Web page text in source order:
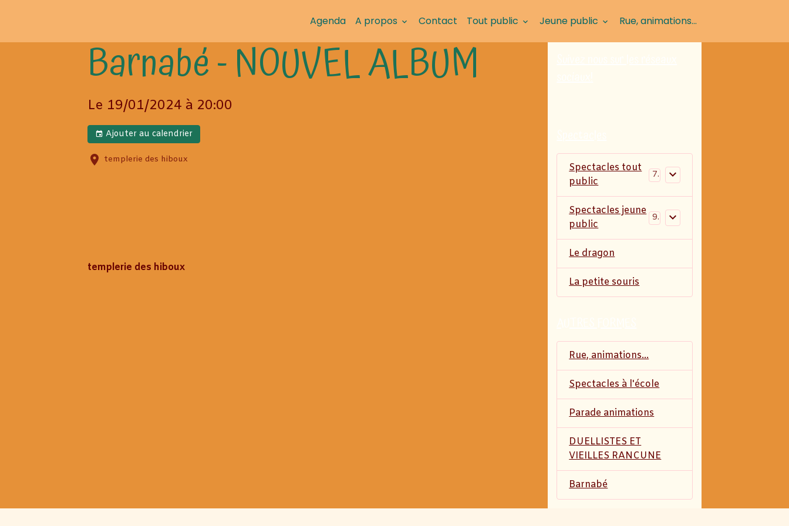
Agenda A propos Contact Tout public Jeune public Rue, animations...
Barnabé - NOUVEL ALBUM
Le 19/01/2024 à 20:00
Ajouter au calendrier
templerie des hiboux
templerie des hiboux
Spectacles tout
public
7
Spectacles jeune
public
9
Le dragon
La petite souris
Rue, animations...
Spectacles à l'école
Parade animations
DUELLISTES ET
VIEILLES RANCUNE
Barnabé